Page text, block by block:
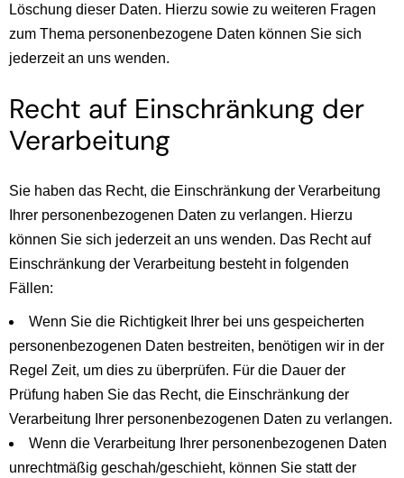
Löschung dieser Daten. Hierzu sowie zu weiteren Fragen
zum Thema personenbezogene Daten können Sie sich
jederzeit an uns wenden.
Recht auf Einschränkung der
Verarbeitung
Sie haben das Recht, die Einschränkung der Verarbeitung
Ihrer personenbezogenen Daten zu verlangen. Hierzu
können Sie sich jederzeit an uns wenden. Das Recht auf
Einschränkung der Verarbeitung besteht in folgenden
Fällen:
Wenn Sie die Richtigkeit Ihrer bei uns gespeicherten
personenbezogenen Daten bestreiten, benötigen wir in der
Regel Zeit, um dies zu überprüfen. Für die Dauer der
Prüfung haben Sie das Recht, die Einschränkung der
Verarbeitung Ihrer personenbezogenen Daten zu verlangen.
Wenn die Verarbeitung Ihrer personenbezogenen Daten
unrechtmäßig geschah/geschieht, können Sie statt der